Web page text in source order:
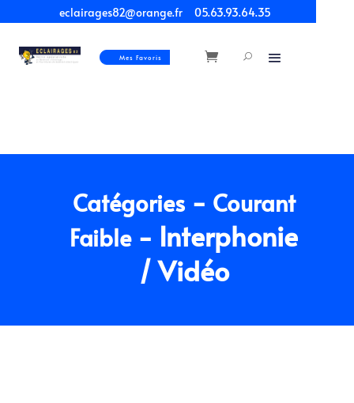
eclairages82@orange.fr 05.63.93.64.35
Mes Favoris
Catégories- Courant
Faible- Interphonie
/ Vidéo